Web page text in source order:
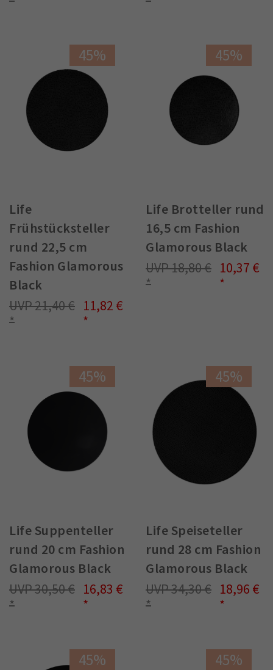
45%
Life
Frühstücksteller
rund 22,5 cm
Fashion Glamorous
Black
21,40 € 11,82 €
45%
Life Brotteller rund
16,5 cm Fashion
Glamorous Black
18,80 € 10,37 €
45%
Life Suppenteller
rund 20 cm Fashion
Glamorous Black
30,50 € 16,83 €
45%
Life Speiseteller
rund 28 cm Fashion
Glamorous Black
34,30 € 18,96 €
45% 45%